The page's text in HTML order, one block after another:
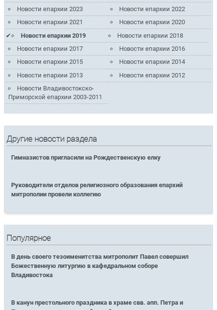
Новости епархии 2023
Новости епархии 2022
Новости епархии 2021
Новости епархии 2020
Новости епархии 2019
Новости епархии 2018
Новости епархии 2017
Новости епархии 2016
Новости епархии 2015
Новости епархии 2014
Новости епархии 2013
Новости епархии 2012
Новости Владивостокско-
Приморской епархии 2003-2011
Другие новости раздела
Гимназистов пригласили на Рождественскую елку
Руководители отделов религиозного образования епархий
митрополии провели коллегию
Популярное
В день своего тезоименитства митрополит Павел совершил
Божественную литургию в кафедральном соборе
Владивостока
В канун престольного праздника в храме свв. апп. Петра и